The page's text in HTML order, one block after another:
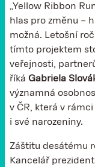
„Yellow Ribbon
hlas pro změnu –
možná. Letošní
tímto projektem
veřejnosti,
říká Gabriela
významná
v ČR, která v
i své narozeniny.
Záštitu desátému
Kancelář